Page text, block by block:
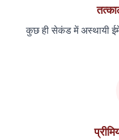
कुछ ही सेकंड में अस्थायी